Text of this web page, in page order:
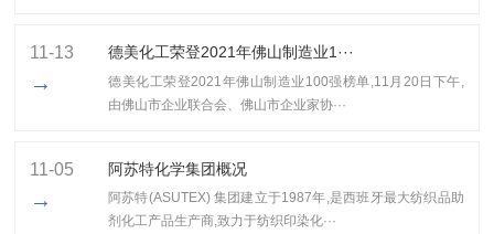
11-13
→
​德美化工荣登2021年佛山制造业1···
​德美化工荣登2021年佛山制造业100强榜单,11月20日下午,
由佛山市企业联合会、佛山市企业家协···
11-05
→
阿苏特化学集团概况
阿苏特(ASUTEX) 集团建立于1987年,是西班牙最大纺织品助
剂化工产品生产商,致力于纺织印染化···